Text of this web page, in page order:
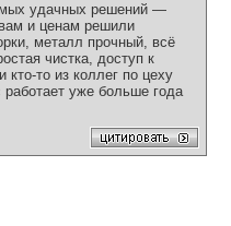
удачных решений —
и ценам решили
металл прочный, всё
чистка, доступ к
то из коллег по цеху
работает уже больше года